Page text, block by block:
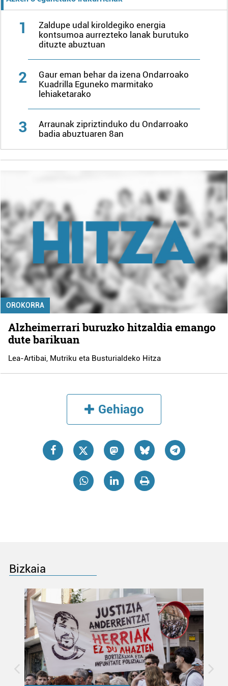
1
Zaldupe udal kiroldegiko energia
kontsumoa aurrezteko lanak burutuko
dituzte abuztuan
2
Gaur eman behar da izena Ondarroako
Kuadrilla Eguneko marmitako
lehiaketarako
3
Arraunak zipriztinduko du Ondarroako
badia abuztuaren 8an
OROKORRA
Alzheimerrari buruzko hitzaldia emango
dute barikuan
Lea-Artibai, Mutriku eta Busturialdeko Hitza
Gehiago
Bizkaia